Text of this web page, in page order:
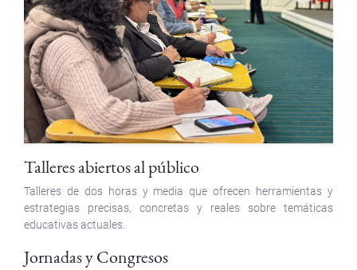
Talleres abiertos al público
Talleres de dos horas y media que ofrecen herramientas y
estrategias precisas, concretas y reales sobre temáticas
educativas actuales.
Jornadas y Congresos